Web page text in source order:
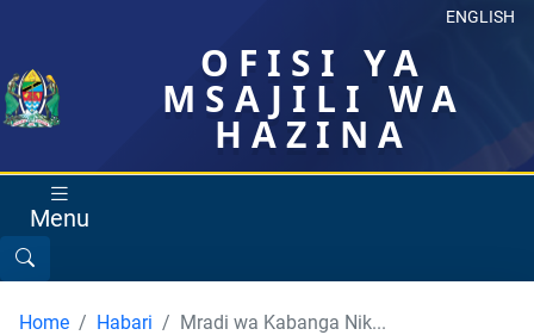
ENGLISH
OFISI YA
MSAJILI WA
HAZINA
Menu
Home Habari Mradi wa Kabanga Nik...